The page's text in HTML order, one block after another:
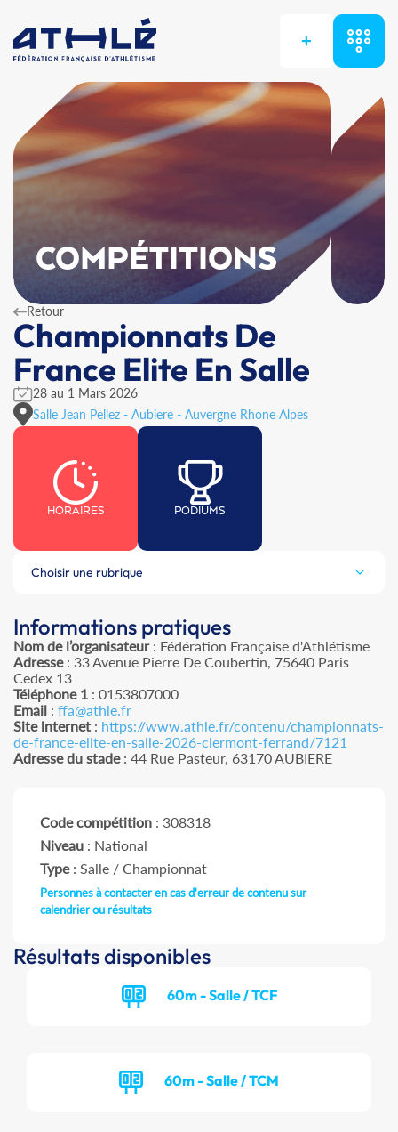
+
COMPÉTITIONS
Retour
Championnats De
France Elite En Salle
28 au 1 Mars 2026
Salle Jean Pellez - Aubiere - Auvergne Rhone Alpes
HORAIRES PODIUMS
Choisir une rubrique
Informations pratiques
Nom de l’organisateur: Fédération Française d'Athlétisme
Adresse: 33 Avenue Pierre De Coubertin, 75640 Paris
Cedex 13
Téléphone 1 : 0153807000
Email : ffa@athle.fr
Site internet : https://www.athle.fr/contenu/championnats-
de-france-elite-en-salle-2026-clermont-ferrand/7121
Adresse du stade: 44 Rue Pasteur, 63170 AUBIERE
Code compétition : 308318
Niveau : National
Type: Salle / Championnat
Personnes à contacter en cas d'erreur de contenu sur
calendrier ou résultats
Résultats disponibles
60m - Salle / TCF
60m - Salle / TCM